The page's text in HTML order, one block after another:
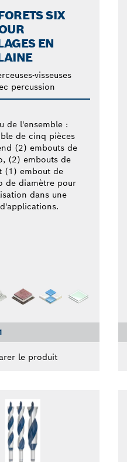
SIX
EN
visseuses
percussion
de l'ensemble :
de cinq pièces
(2) embouts de
(2) embouts de
(1) embout de
de diamètre pour
dans une
le produit